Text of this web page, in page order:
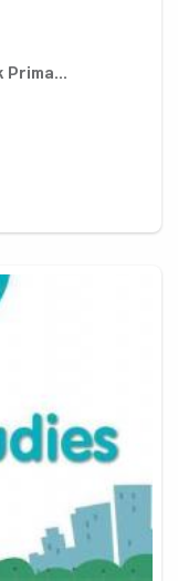
Prima...